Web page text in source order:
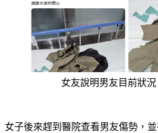
女友說明男友目前狀況
女子後來趕到醫院查看男友傷勢，